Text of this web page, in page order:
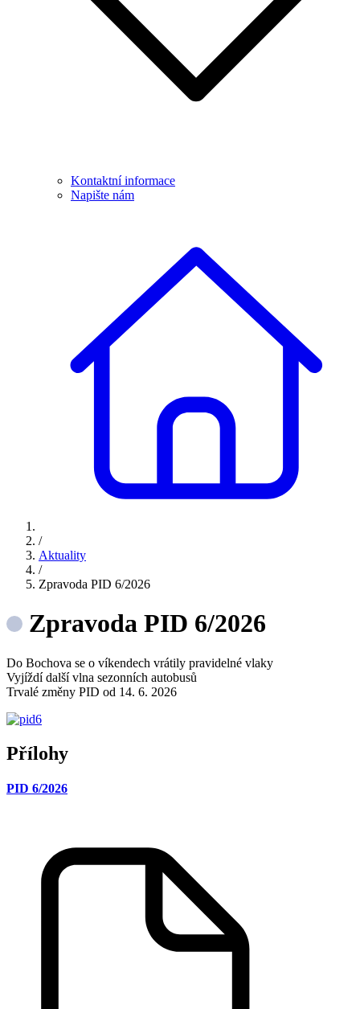
Kontaktní informace
Napište nám
/
Aktuality
/
Zpravoda PID 6/2026
Zpravoda PID 6/2026
Do Bochova se o víkendech vrátily pravidelné vlaky
Vyjíždí další vlna sezonních autobusů
Trvalé změny PID od 14. 6. 2026
Přílohy
PID 6/2026